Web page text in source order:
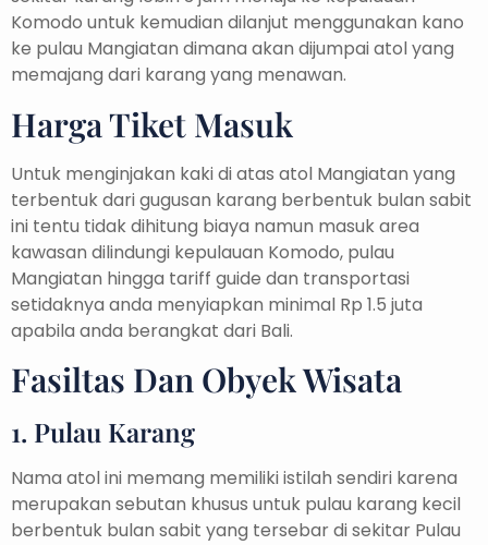
Komodo untuk kemudian dilanjut menggunakan kano
ke pulau Mangiatan dimana akan dijumpai atol yang
memajang dari karang yang menawan.
Harga Tiket Masuk
Untuk menginjakan kaki di atas atol Mangiatan yang
terbentuk dari gugusan karang berbentuk bulan sabit
ini tentu tidak dihitung biaya namun masuk area
kawasan dilindungi kepulauan Komodo, pulau
Mangiatan hingga tariff guide dan transportasi
setidaknya anda menyiapkan minimal Rp 1.5 juta
apabila anda berangkat dari Bali.
Fasiltas Dan Obyek Wisata
1. Pulau Karang
Nama atol ini memang memiliki istilah sendiri karena
merupakan sebutan khusus untuk pulau karang kecil
berbentuk bulan sabit yang tersebar di sekitar Pulau